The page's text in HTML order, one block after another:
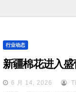
行业动态
新疆棉花进入
6 月 14, 2026